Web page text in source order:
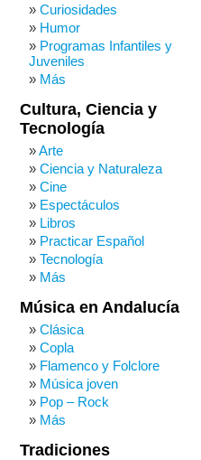
Curiosidades
Humor
Programas Infantiles y
Juveniles
Más
Cultura, Ciencia y
Tecnología
Arte
Ciencia y Naturaleza
Cine
Espectáculos
Libros
Practicar Español
Tecnología
Más
Música en Andalucía
Clásica
Copla
Flamenco y Folclore
Música joven
Pop – Rock
Más
Tradiciones